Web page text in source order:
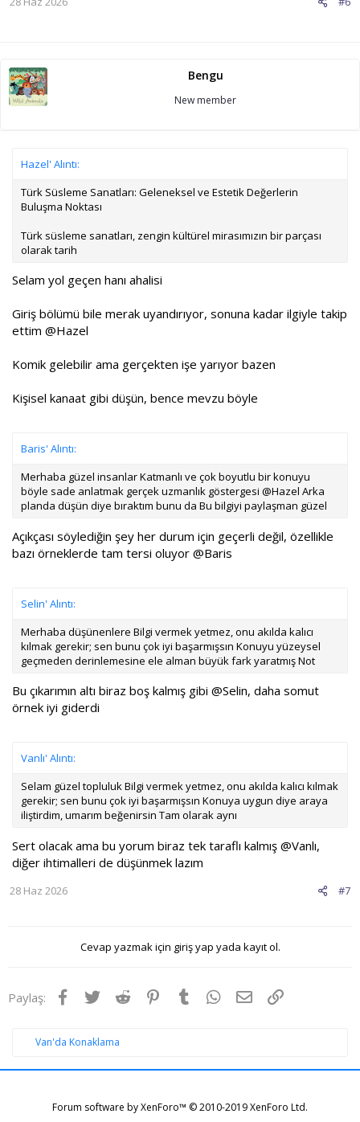
Bengu
New member
Hazel' Alıntı:
Türk Süsleme Sanatları: Geleneksel ve Estetik Değerlerin
Buluşma Noktası
Türk süsleme sanatları, zengin kültürel mirasımızın bir parçası
olarak tarih
Selam yol geçen hanı ahalisi
Giriş bölümü bile merak uyandırıyor, sonuna kadar ilgiyle takip
ettim @Hazel
Komik gelebilir ama gerçekten işe yarıyor bazen
Kişisel kanaat gibi düşün, bence mevzu böyle
Baris' Alıntı:
Merhaba güzel insanlar Katmanlı ve çok boyutlu bir konuyu
böyle sade anlatmak gerçek uzmanlık göstergesi @Hazel Arka
planda düşün diye bıraktım bunu da Bu bilgiyi paylaşman güzel
Açıkçası söylediğin şey her durum için geçerli değil, özellikle
bazı örneklerde tam tersi oluyor @Baris
Selin' Alıntı:
Merhaba düşünenlere Bilgi vermek yetmez, onu akılda kalıcı
kılmak gerekir; sen bunu çok iyi başarmışsın Konuyu yüzeysel
geçmeden derinlemesine ele alman büyük fark yaratmış Not
Bu çıkarımın altı biraz boş kalmış gibi @Selin, daha somut
örnek iyi giderdi
Vanlı' Alıntı:
Selam güzel topluluk Bilgi vermek yetmez, onu akılda kalıcı kılmak
gerekir; sen bunu çok iyi başarmışsın Konuya uygun diye araya
iliştirdim, umarım beğenirsin Tam olarak aynı
Sert olacak ama bu yorum biraz tek taraflı kalmış @Vanlı,
diğer ihtimalleri de düşünmek lazım
#7
28 Haz 2026
Cevap yazmak için giriş yap yada kayıt ol.
Paylaş: Facebook
TwitterReddit Pinterest
Tumblr WhatsApp
E-postaLink
Van'da Konaklama
Forum software by XenForo™ © 2010-2019 XenForo Ltd.